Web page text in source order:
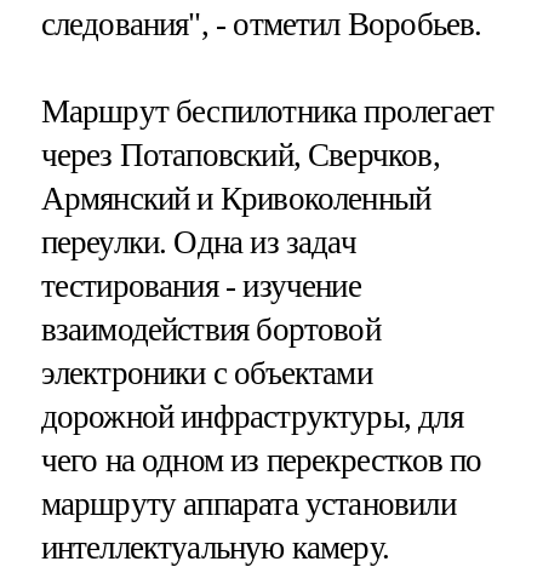
следования", - отметил Воробьев.
Маршрут беспилотника пролегает
через Потаповский, Сверчков,
Армянский и Кривоколенный
переулки. Одна из задач
тестирования - изучение
взаимодействия бортовой
электроники с объектами
дорожной инфраструктуры, для
чего на одном из перекрестков по
маршруту аппарата установили
интеллектуальную камеру.